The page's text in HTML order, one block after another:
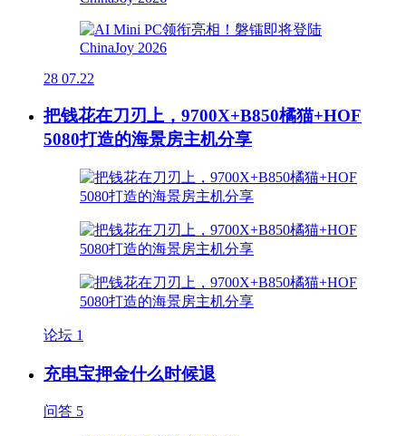
28 07.22
把钱花在刀刃上，9700X+B850橘猫+HOF
5080打造的海景房主机分享
论坛 1
充电宝押金什么时候退
问答 5